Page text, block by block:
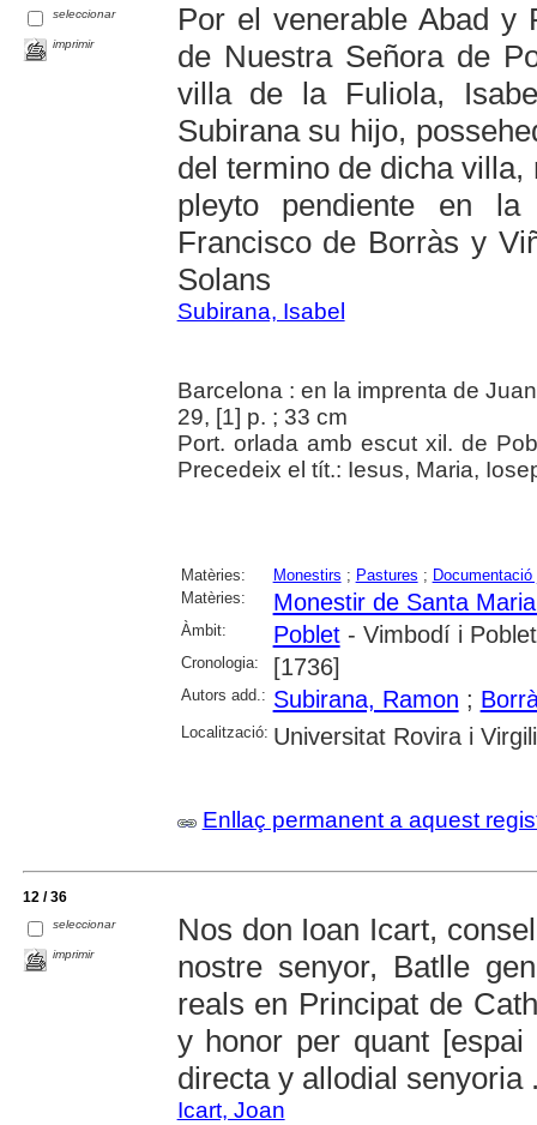
seleccionar
imprimir
Por el venerable Abad y
de Nuestra Señora de
villa de la Fuliola,
Subirana su hijo,
del termino de dicha
pleyto pendiente en
Francisco de Borràs y
Solans
Subirana, Isabel
Barcelona : en la imprenta de
29, [1] p. ; 33 cm
Port. orlada amb escut xil. de
Precedeix el tít.: Iesus, Maria,
Matèries: Monestirs ; Pastures ;
Matèries:
Monestir de Santa
Àmbit: Poblet- Vimbodí i
Cronologia: [1736]
Autors add.: Subirana, Ramon ;
Localització: Universitat Rovira i Virgili
Enllaç permanent a aquest
12 / 36
seleccionar
imprimir
Nos don Ioan Icart,
nostre senyor, Batlle
reals en Principat de
y honor per quant
directa y allodial senyoria
Icart, Joan